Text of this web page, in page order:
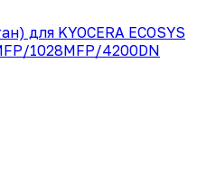
для KYOCERA ECOSYS
1028MFP/4200DN